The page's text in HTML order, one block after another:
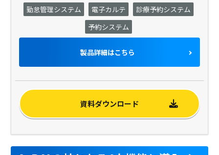
勤怠管理システム 電子カルテ
診療予約システム
予約システム
製品詳細はこちら
資料ダウンロード